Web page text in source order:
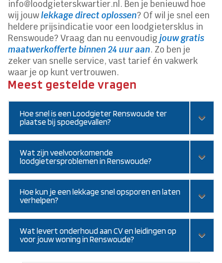
info@loodgieterskwartier.nl. Ben je benieuwd hoe
wij jouwlekkage direct oplossen? Of wil je snel een
heldere prijsindicatie voor een loodgietersklus in
Renswoude? Vraag dan nu eenvoudigjouw gratis
maatwerkofferte binnen 24 uur aan. Zo ben je
zeker van snelle service, vast tarief én vakwerk
waar je op kunt vertrouwen.
Meest gestelde vragen
Hoe snel is een Loodgieter Renswoude ter
plaatse bij spoedgevallen?
Wat zijn veelvoorkomende
loodgietersproblemen in Renswoude?
Hoe kun je een lekkage snel opsporen en laten
verhelpen?
Wat levert onderhoud aan CV en leidingen op
voor jouw woning in Renswoude?